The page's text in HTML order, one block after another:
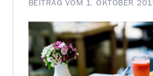
BEITRAG VOM 1. OKTOBER